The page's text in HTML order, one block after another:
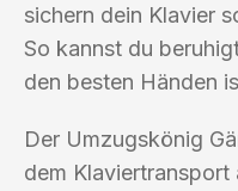
sichern dein Klavier
So kannst du
den besten Händen
Der Umzugskönig
dem